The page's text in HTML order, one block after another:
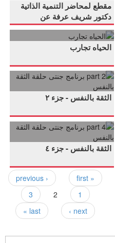
1
بص
و
طل
بعيد
ميلاده
الرابع
DR.
SHERIF
ARAFA
مقطع لمحاضر التنمية الذاتية
دكتور شريف عرفة عن
التواصل
الحياه
تجارب
.
الحياه تجارب
part
2
برنامج
جنتى
حلقة
الثقة
بالنفس
.
الثقة بالنفس - جزء ٢
part
4
برنامج
جنتى
حلقة
الثقة
بالنفس
.
الثقة بالنفس - جزء ٤
« first
‹ previous
1
2
3
next ›
last »